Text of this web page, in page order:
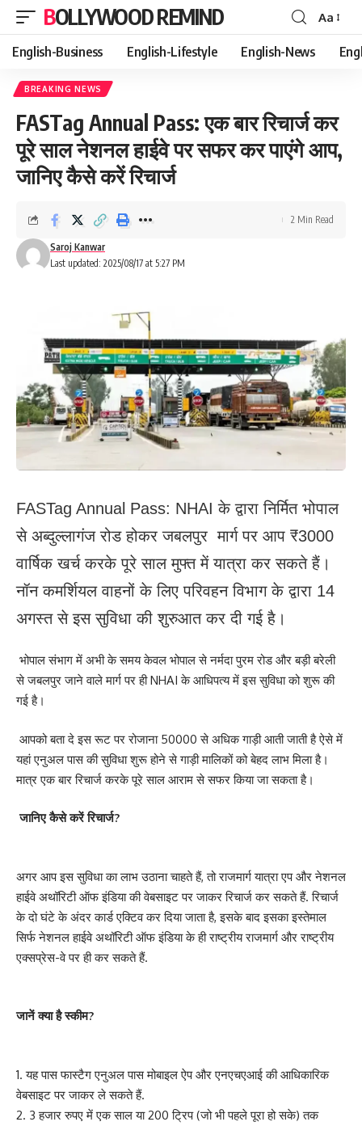
BOLLYWOOD REMIND
Font
Resizer
Aa
English-Business English-Lifestyle English-News
BREAKING NEWS
FASTag Annual Pass: एक बार रिचार्ज कर
पूरे साल नेशनल हाईवे पर सफर कर पाएंगे आप,
जानिए कैसे करें रिचार्ज
Last updated: 2025/08/17 at 5:27 PM
Saroj Kanwar
2 Min Read
FASTag Annual Pass: NHAI के द्वारा निर्मित भोपाल
से अब्दुल्लागंज रोड होकर जबलपुर मार्ग पर आप ₹3000
वार्षिक खर्च करके पूरे साल मुफ्त में यात्रा कर सकते हैं।
नॉन कमर्शियल वाहनों के लिए परिवहन विभाग के द्वारा 14
अगस्त से इस सुविधा की शुरुआत कर दी गई है।
भोपाल संभाग में अभी के समय केवल भोपाल से नर्मदा पुरम रोड और बड़ी बरेली
से जबलपुर जाने वाले मार्ग पर ही NHAI के आधिपत्य में इस सुविधा को शुरू की
गई है।
आपको बता दे इस रूट पर रोजाना 50000 से अधिक गाड़ी आती जाती है ऐसे में
यहां एनुअल पास की सुविधा शुरू होने से गाड़ी मालिकों को बेहद लाभ मिला है।
मात्र एक बार रिचार्ज करके पूरे साल आराम से सफर किया जा सकता है।
जानिए कैसे करें रिचार्ज?
अगर आप इस सुविधा का लाभ उठाना चाहते हैं, तो राजमार्ग यात्रा एप और नेशनल
हाईवे अथॉरिटी ऑफ इंडिया की वेबसाइट पर जाकर रिचार्ज कर सकते हैं. रिचार्ज
के दो घंटे के अंदर कार्ड एक्टिव कर दिया जाता है, इसके बाद इसका इस्तेमाल
सिर्फ नेशनल हाईवे अथॉरिटी ऑफ इंडिया के ही राष्ट्रीय राजमार्ग और राष्ट्रीय
एक्सप्रेस-वे पर ही कर सकते हैं.
जानें क्या है स्कीम?
1. यह पास फास्टैग एनुअल पास मोबाइल ऐप और एनएचएआई की आधिकारिक
वेबसाइट पर जाकर ले सकते हैं.
2. 3 हजार रुपए में एक साल या 200 ट्रिप (जो भी पहले पूरा हो सके) तक